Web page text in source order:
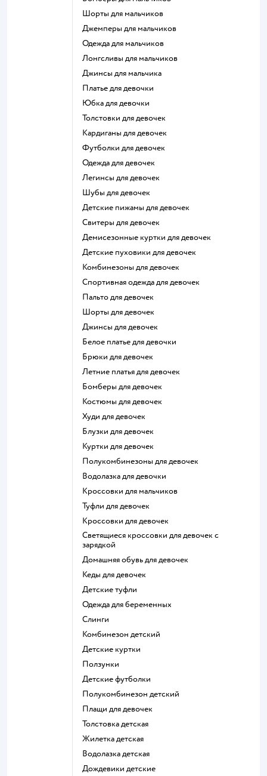
Шорты для мальчиков
Джемперы для мальчиков
Одежда для мальчиков
Лонгсливы для мальчиков
Джинсы для мальчика
Платье для девочки
Юбка для девочки
Толстовки для девочек
Кардиганы для девочек
Футболки для девочек
Одежда для девочек
Легинсы для девочек
Шубы для девочек
Детские пижамы для девочек
Свитеры для девочек
Демисезонные куртки для девочек
Детские пуховики для девочек
Комбинезоны для девочек
Спортивная одежда для девочек
Пальто для девочек
Шорты для девочек
Джинсы для девочек
Белое платье для девочки
Брюки для девочек
Летние платья для девочек
Бомберы для девочек
Костюмы для девочек
Худи для девочек
Блузки для девочек
Куртки для девочек
Полукомбинезоны для девочек
Водолазка для девочки
Кроссовки для мальчиков
Туфли для девочек
Кроссовки для девочек
Светящиеся кроссовки для девочек с
зарядкой
Домашняя обувь для девочек
Кеды для девочек
Детские туфли
Одежда для беременных
Слинги
Комбинезон детский
Детские куртки
Ползунки
Детские футболки
Полукомбинезон детский
Плащи для девочек
Толстовка детская
Жилетка детская
Водолазка детская
Дождевики детские